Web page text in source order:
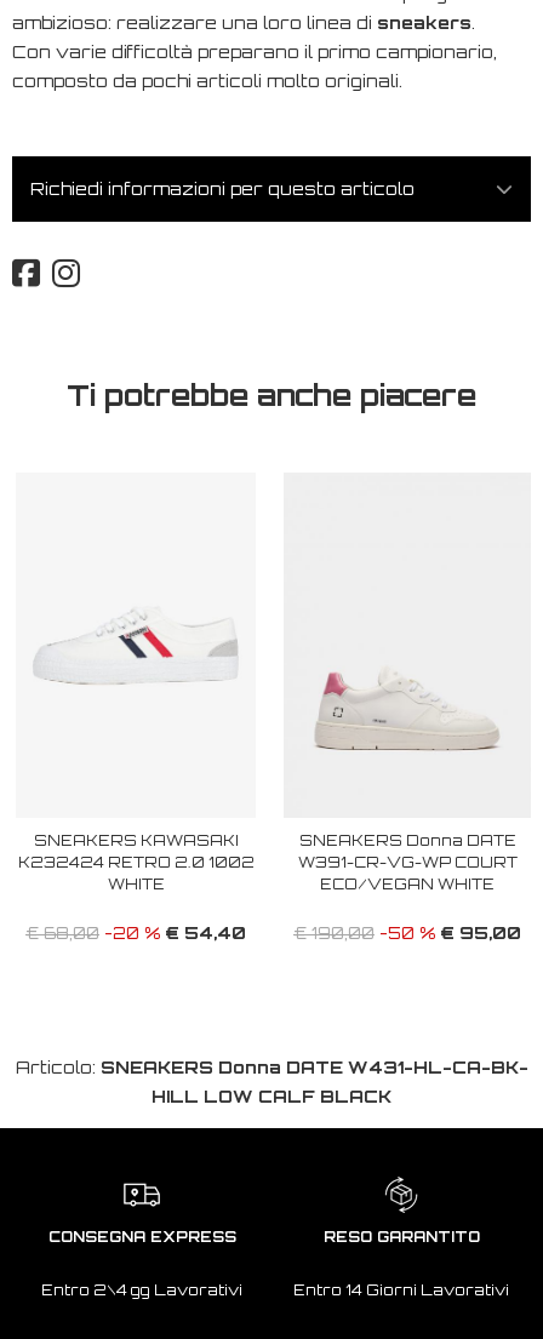
ambizioso: realizzare una loro linea di sneakers.
Con varie difficoltà preparano il primo campionario,
composto da pochi articoli molto originali.
Richiedi informazioni per questo articolo
Ti potrebbe anche piacere
SNEAKERS KAWASAKI
K232424 RETRO 2.0 1002
WHITE
€ 68,00 -20 % € 54,40
SNEAKERS Donna DATE
W391-CR-VG-WP COURT
ECO/VEGAN WHITE
€ 190,00 -50 % € 95,00
Articolo: SNEAKERS Donna DATE W431-HL-CA-BK-
HILL LOW CALF BLACK
CONSEGNA EXPRESS
Entro 2\4 gg Lavorativi
RESO GARANTITO
Entro 14 Giorni Lavorativi